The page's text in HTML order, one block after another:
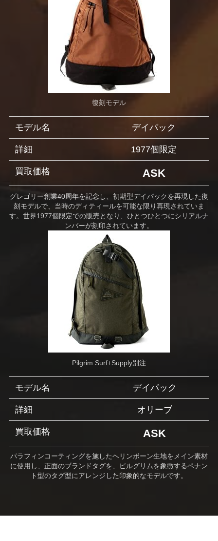
復刻モデル
モデル名 デイパック
詳細 1977個限定
買取価格 ASK
グレゴリー創業40周年を記念し、初期型デイパックを再現した復
刻モデルで、当時のディティールを可能な限り再現されていま
す。世界1977個限定での販売となり、ひとつひとつにシリアルナ
ンバーが刻印されています。
Pilgrim Surf+Supply別注
モデル名 デイパック
詳細 オリーブ
買取価格 ASK
パラフィンコーティングを施したヘリンボーン生地をメイン素材
に使用し、正面のブランドタグを、ピルグリムを象徴するペナン
ト型のタグ型にアレンジした印象的なモデルです。